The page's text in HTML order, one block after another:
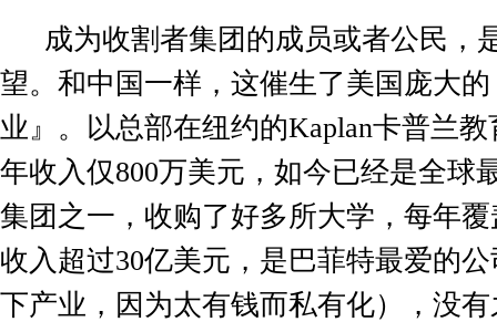
成为收割者集团的成员或者公民，
望。和中国一样，这催生了美国庞大
业』。以总部在纽约的Kaplan卡普兰教
年收入仅800万美元，如今已经是全球
集团之一，收购了好多所大学，每年覆
收入超过30亿美元，是巴菲特最爱的
下产业，因为太有钱而私有化），没